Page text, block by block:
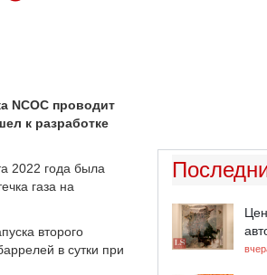
NCOC проводит
к разработке
2022 года была
газа на
второго
в сутки при